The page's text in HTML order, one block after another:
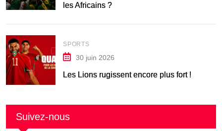
les Africains ?
SPORTS
30 juin 2026
Les Lions rugissent encore plus fort !
Suivez-nous